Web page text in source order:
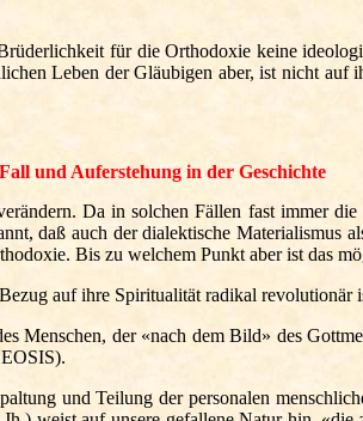
für die Orthodoxie keine
Leben der Gläubigen aber, ist nicht
und Auferstehung in der Geschichte
Da in solchen Fällen fast immer
daß auch der dialektische Materialismus
Bis zu welchem Punkt aber ist das
auf ihre Spiritualität radikal revolutionär
der «nach dem Bild» des
und Teilung der personalen